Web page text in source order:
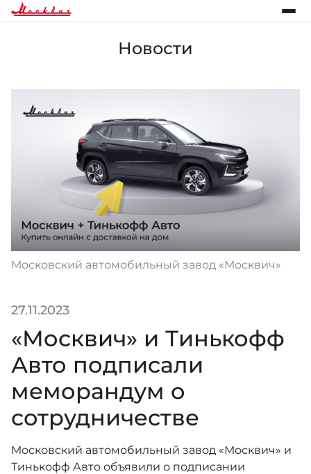
Новости
Московский автомобильный завод «Москвич»
27.11.2023
«Москвич» и Тинькофф
Авто подписали
меморандум о
сотрудничестве
Московский автомобильный завод «Москвич» и
Тинькофф Авто объявили о подписании